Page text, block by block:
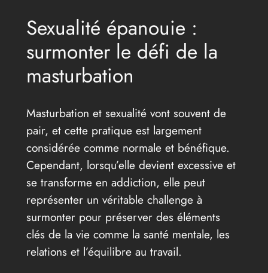
Sexualité épanouie :
surmonter le défi de la
masturbation
Masturbation et sexualité vont souvent de
pair, et cette pratique est largement
considérée comme normale et bénéfique.
Cependant, lorsqu’elle devient excessive et
se transforme en addiction, elle peut
représenter un véritable challenge à
surmonter pour préserver des éléments
clés de la vie comme la santé mentale, les
relations et l’équilibre au travail.